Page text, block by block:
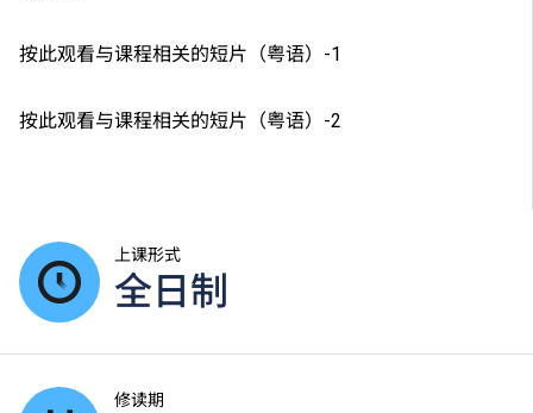
按此观看与课程相关的短片（粤语）-1
按此观看与课程相关的短片（粤语）-2
上课形式
全日制
修读期